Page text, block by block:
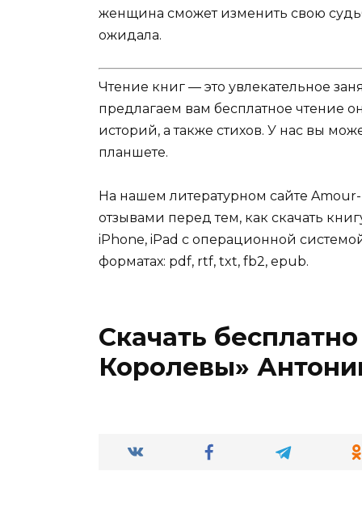
женщина сможет изменить свою
ожидала.
Чтение книг — это увлекательное
предлагаем вам бесплатное чтение
историй, а также стихов. У нас вы
планшете.
На нашем литературном сайте
отзывами перед тем, как скачать
iPhone, iPad с операционной
форматах: pdf, rtf, txt, fb2, epub.
Скачать
Королевы»